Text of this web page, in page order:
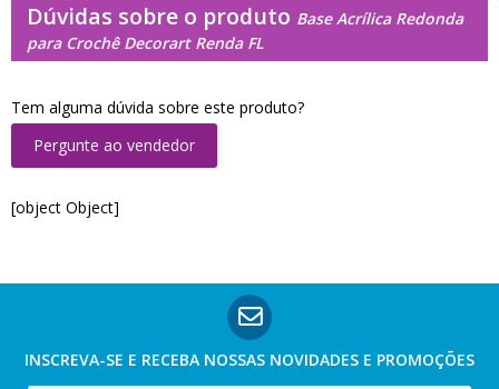
Dúvidas sobre o produto Base Acrílica Redonda
para Crochê Decorart Renda FL
Tem alguma dúvida sobre este produto?
Pergunte ao vendedor
[object Object]
INSCREVA-SE E RECEBA NOSSAS NOVIDADES E PROMOÇÕES